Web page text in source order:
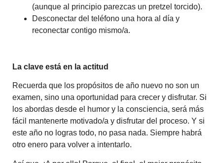
(aunque al principio parezcas un pretzel torcido).
Desconectar del teléfono una hora al día y
reconectar contigo mismo/a.
La clave está en la actitud
Recuerda que los propósitos de año nuevo no son un
examen, sino una oportunidad para crecer y disfrutar. Si
los abordas desde el humor y la consciencia, será más
fácil mantenerte motivado/a y disfrutar del proceso. Y si
este año no logras todo, no pasa nada. Siempre habrá
otro enero para volver a intentarlo.